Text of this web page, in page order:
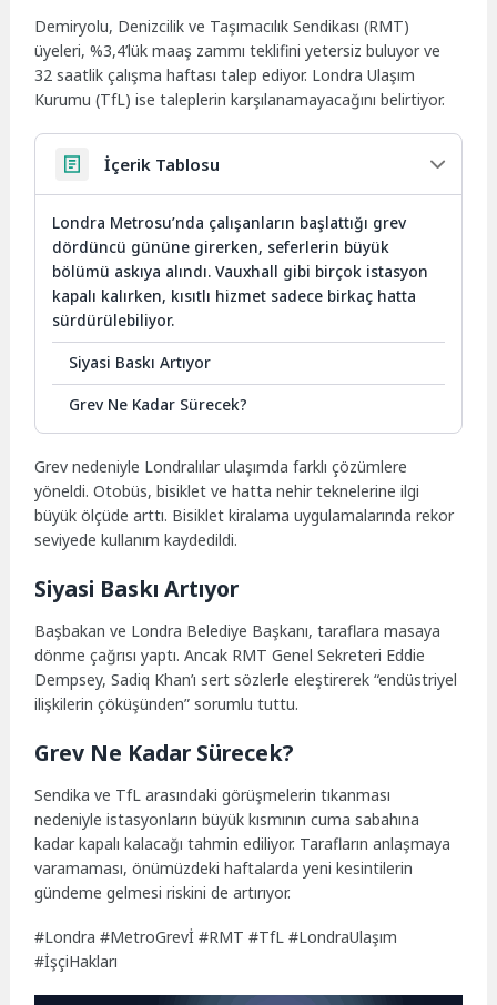
Demiryolu, Denizcilik ve Taşımacılık Sendikası (RMT)
üyeleri, %3,4’lük maaş zammı teklifini yetersiz buluyor ve
32 saatlik çalışma haftası talep ediyor. Londra Ulaşım
Kurumu (TfL) ise taleplerin karşılanamayacağını belirtiyor.
İçerik Tablosu
Londra Metrosu’nda çalışanların başlattığı grev
dördüncü gününe girerken, seferlerin büyük
bölümü askıya alındı. Vauxhall gibi birçok istasyon
kapalı kalırken, kısıtlı hizmet sadece birkaç hatta
sürdürülebiliyor.
Siyasi Baskı Artıyor
Grev Ne Kadar Sürecek?
Grev nedeniyle Londralılar ulaşımda farklı çözümlere
yöneldi. Otobüs, bisiklet ve hatta nehir teknelerine ilgi
büyük ölçüde arttı. Bisiklet kiralama uygulamalarında rekor
seviyede kullanım kaydedildi.
Siyasi Baskı Artıyor
Başbakan ve Londra Belediye Başkanı, taraflara masaya
dönme çağrısı yaptı. Ancak RMT Genel Sekreteri Eddie
Dempsey, Sadiq Khan’ı sert sözlerle eleştirerek “endüstriyel
ilişkilerin çöküşünden” sorumlu tuttu.
Grev Ne Kadar Sürecek?
Sendika ve TfL arasındaki görüşmelerin tıkanması
nedeniyle istasyonların büyük kısmının cuma sabahına
kadar kapalı kalacağı tahmin ediliyor. Tarafların anlaşmaya
varamaması, önümüzdeki haftalarda yeni kesintilerin
gündeme gelmesi riskini de artırıyor.
#Londra #MetroGrevİ #RMT #TfL #LondraUlaşım
#İşçiHakları